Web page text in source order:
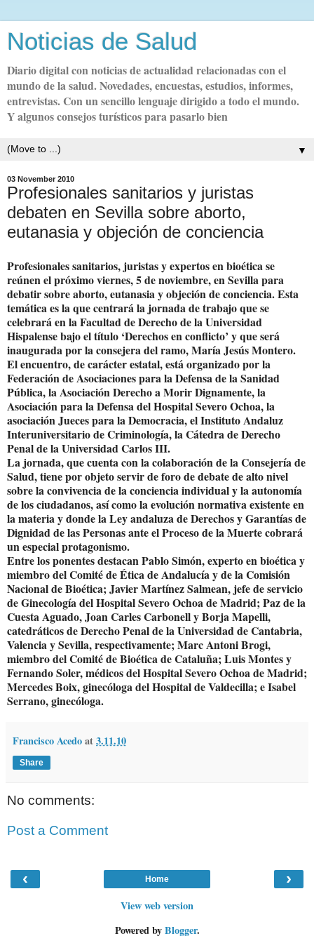
Noticias de Salud
Diario digital con noticias de actualidad relacionadas con el
mundo de la salud. Novedades, encuestas, estudios, informes,
entrevistas. Con un sencillo lenguaje dirigido a todo el mundo.
Y algunos consejos turísticos para pasarlo bien
▼
03 November 2010
Profesionales sanitarios y juristas
debaten en Sevilla sobre aborto,
eutanasia y objeción de conciencia
Profesionales sanitarios, juristas y expertos en bioética se
reúnen el próximo viernes, 5 de noviembre, en Sevilla para
debatir sobre aborto, eutanasia y objeción de conciencia. Esta
temática es la que centrará la jornada de trabajo que se
celebrará en la Facultad de Derecho de la Universidad
Hispalense bajo el título ‘Derechos en conflicto’ y que será
inaugurada por la consejera del ramo, María Jesús Montero.
El encuentro, de carácter estatal, está organizado por la
Federación de Asociaciones para la Defensa de la Sanidad
Pública, la Asociación Derecho a Morir Dignamente, la
Asociación para la Defensa del Hospital Severo Ochoa, la
asociación Jueces para la Democracia, el Instituto Andaluz
Interuniversitario de Criminología, la Cátedra de Derecho
Penal de la Universidad Carlos III.
La jornada, que cuenta con la colaboración de la Consejería de
Salud, tiene por objeto servir de foro de debate de alto nivel
sobre la convivencia de la conciencia individual y la autonomía
de los ciudadanos, así como la evolución normativa existente en
la materia y donde la Ley andaluza de Derechos y Garantías de
Dignidad de las Personas ante el Proceso de la Muerte cobrará
un especial protagonismo.
Entre los ponentes destacan Pablo Simón, experto en bioética y
miembro del Comité de Ética de Andalucía y de la Comisión
Nacional de Bioética; Javier Martínez Salmean, jefe de servicio
de Ginecología del Hospital Severo Ochoa de Madrid; Paz de la
Cuesta Aguado, Joan Carles Carbonell y Borja Mapelli,
catedráticos de Derecho Penal de la Universidad de Cantabria,
Valencia y Sevilla, respectivamente; Marc Antoni Brogi,
miembro del Comité de Bioética de Cataluña; Luis Montes y
Fernando Soler, médicos del Hospital Severo Ochoa de Madrid;
Mercedes Boix, ginecóloga del Hospital de Valdecilla; e Isabel
Serrano, ginecóloga.
Francisco Acedoat3.11.10
Share
No comments:
Post a Comment
‹ ›
Home
View web version
Powered byBlogger.